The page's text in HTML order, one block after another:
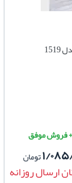
۰۰۰تومان
ارسال روزانه